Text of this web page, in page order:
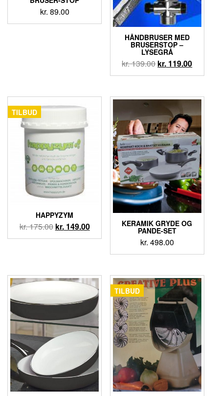
kr. 89.00
HÅNDBRUSER MED
BRUSERSTOP –
LYSEGRÅ
kr.139.00 kr. 119.00
TILBUD
HAPPYZYM
kr.175.00 kr.149.00 KERAMIK GRYDE OG
PANDE-SET
kr. 498.00
TILBUD